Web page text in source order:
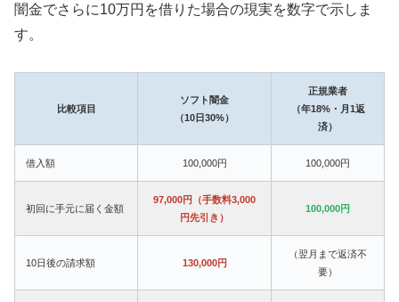
闇金でさらに10万円を借りた場合の現実を数字で示しま
す。
比較項目
ソフト闇金
（10日30%）
正規業者
（年18%・月1返
済）
借入額 100,000円 100,000円
初回に手元に届く金額
97,000円（手数料3,000
円先引き）
100,000円
10日後の請求額 130,000円
（翌月まで返済不
要）